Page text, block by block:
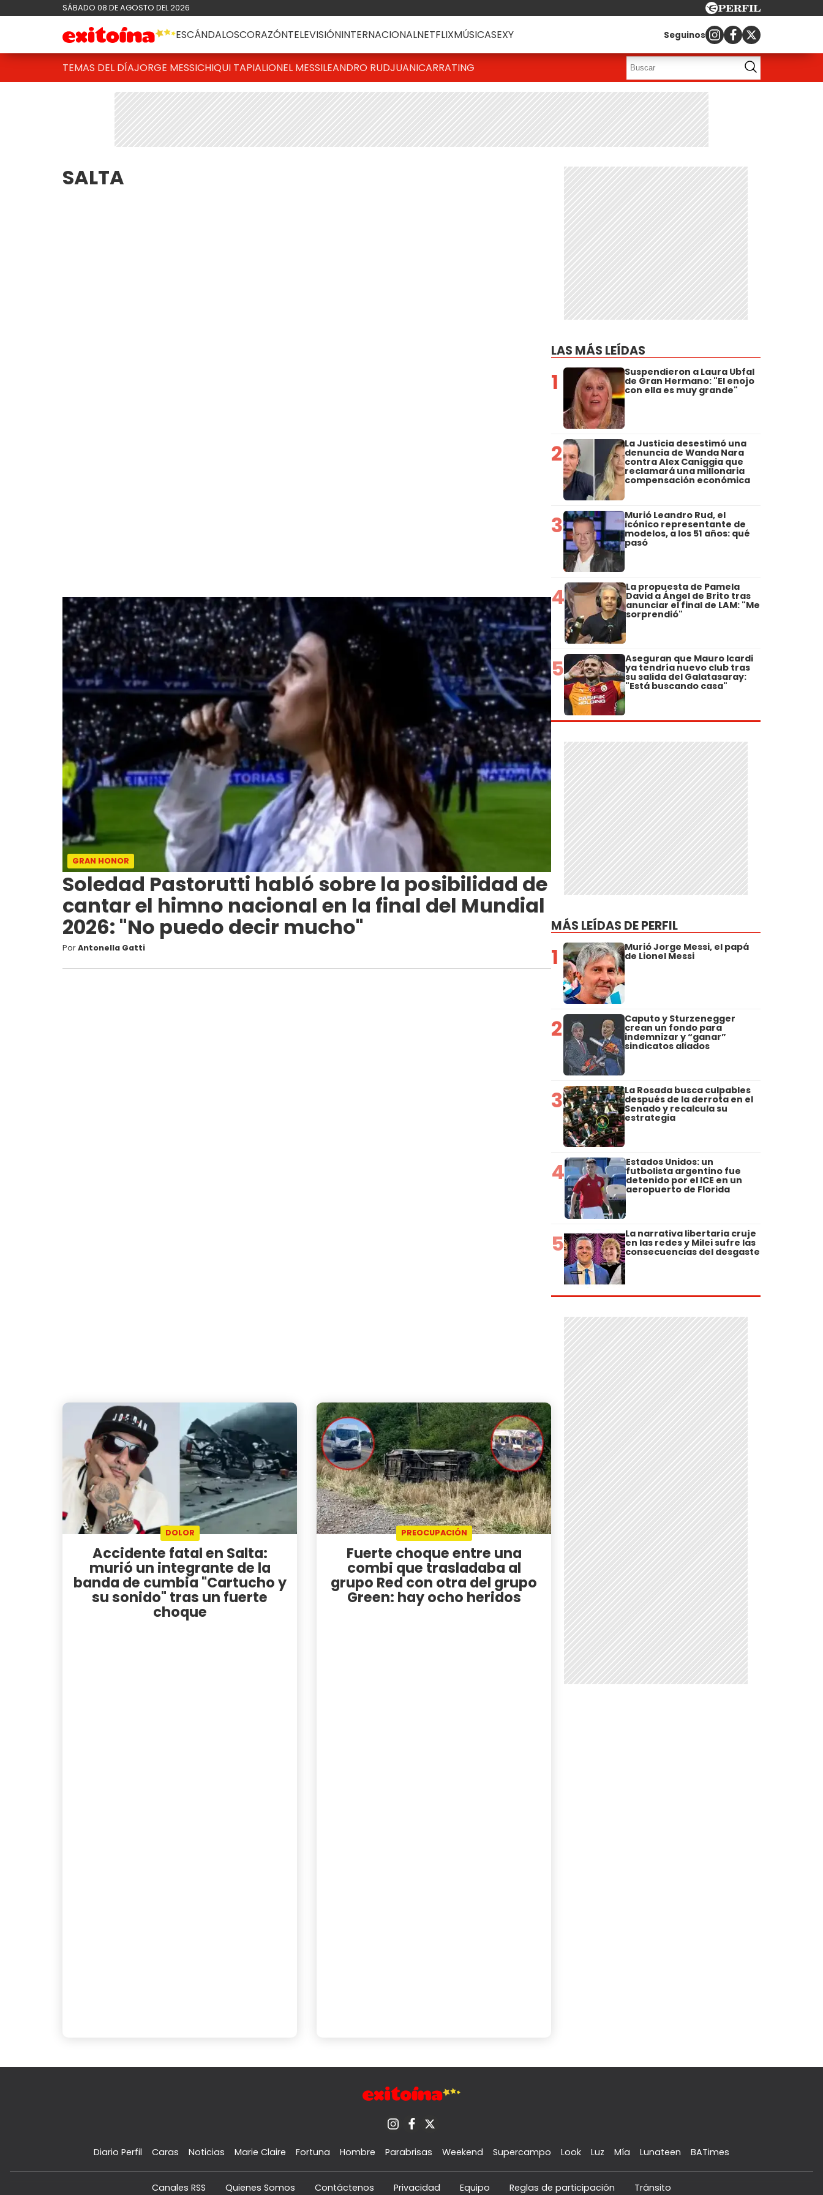
SÁBADO 08 DE AGOSTO DEL 2026
ESCÁNDALOSCORAZÓNTELEVISIÓNINTERNACIONALNETFLIXMÚSICASEXY Seguinos
TEMAS DEL DÍAJORGE MESSICHIQUI TAPIALIONEL MESSILEANDRO RUDJUANICARRATING
SALTA
GRAN HONOR
Soledad Pastorutti habló sobre la posibilidad de
cantar el himno nacional en la final del Mundial
2026: "No puedo decir mucho"
PorAntonella Gatti
DOLOR
Accidente fatal en Salta:
murió un integrante de la
banda de cumbia "Cartucho y
su sonido" tras un fuerte
choque
PREOCUPACIÓN
Fuerte choque entre una
combi que trasladaba al
grupo Red con otra del grupo
Green: hay ocho heridos
LAS MÁS LEÍDAS
1 Suspendieron a Laura Ubfal
de Gran Hermano: "El enojo
con ella es muy grande"
2 La Justicia desestimó una
denuncia de Wanda Nara
contra Alex Caniggia que
reclamará una millonaria
compensación económica
3 Murió Leandro Rud, el
icónico representante de
modelos, a los 51 años: qué
pasó
4 La propuesta de Pamela
David a Ángel de Brito tras
anunciar el final de LAM: "Me
sorprendió"
5 Aseguran que Mauro Icardi
ya tendría nuevo club tras
su salida del Galatasaray:
"Está buscando casa"
MÁS LEÍDAS DE PERFIL
1 Murió Jorge Messi, el papá
de Lionel Messi
2 Caputo y Sturzenegger
crean un fondo para
indemnizar y “ganar”
sindicatos aliados
3 La Rosada busca culpables
después de la derrota en el
Senado y recalcula su
estrategia
4 Estados Unidos: un
futbolista argentino fue
detenido por el ICE en un
aeropuerto de Florida
5 La narrativa libertaria cruje
en las redes y Milei sufre las
consecuencias del desgaste
Diario Perfil Caras Noticias Marie Claire Fortuna Hombre Parabrisas Weekend Supercampo Look Luz Mía Lunateen BATimes
Canales RSS Quienes Somos Contáctenos Privacidad Equipo Reglas de participación Tránsito